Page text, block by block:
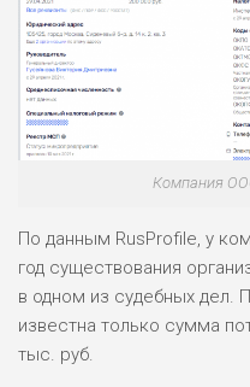
Компания
По данным RusProfile, у
год существования
в одном из судебных дел.
известна только сумма
тыс. руб.